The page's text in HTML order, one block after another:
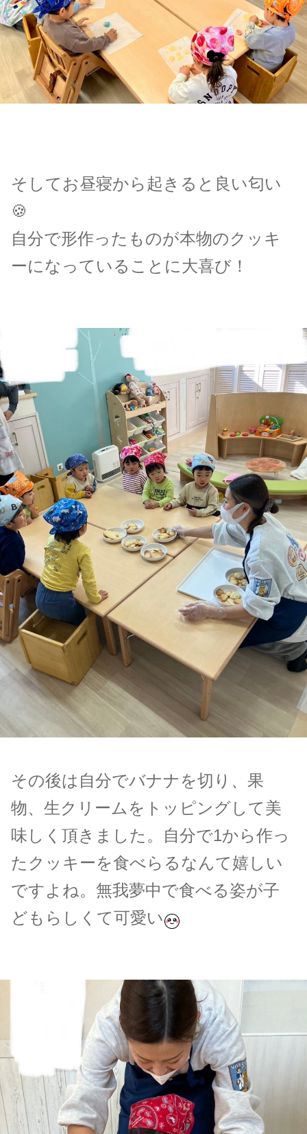
そしてお昼寝から起きると良い匂い
🍪
自分で形作ったものが本物のクッキ
ーになっていることに大喜び！
その後は自分でバナナを切り、果
物、生クリームをトッピングして美
味しく頂きました。自分で1から作っ
たクッキーを食べらるなんて嬉しい
ですよね。無我夢中で食べる姿が子
どもらしくて可愛い